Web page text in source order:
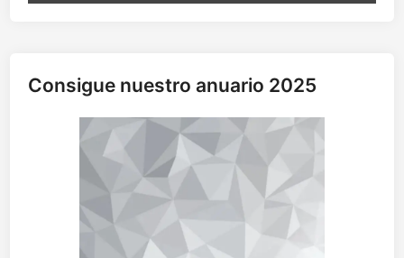
Consigue nuestro anuario 2025